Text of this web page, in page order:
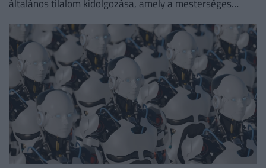
általános tilalom kidolgozása, amely a mesterséges
videojátékokra is kiterjedne.